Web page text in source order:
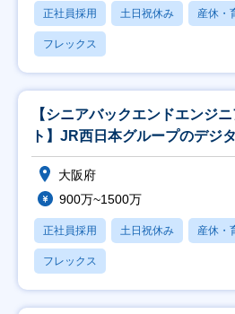
正社員採用 土日祝休み 産休・
フレックス
【シニアバックエンドエンジ
ト】JR西日本グループのデジ
大阪府
900万~1500万
正社員採用 土日祝休み 産休・
フレックス